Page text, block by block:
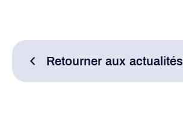
Retourner aux actualités